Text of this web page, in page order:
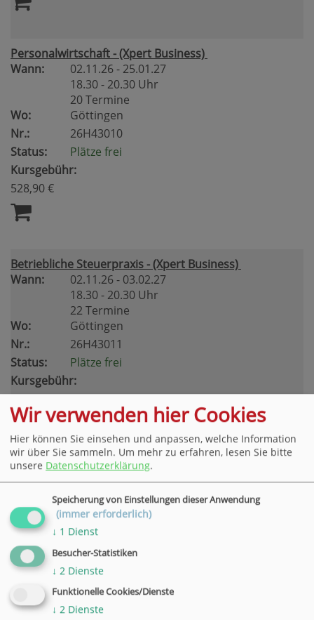
Personalwirtschaft - (Xpert Business)
Wann:
02.11.26 - 25.01.27
18.30 - 20.30 Uhr
20 Termine
Wo:
Göttingen
Nr.:
26H43010
Status:
Plätze frei
Kursgebühr:
528,90 €
Betriebliche Steuerpraxis - (Xpert Business)
Wann:
02.11.26 - 03.02.27
18.30 - 20.30 Uhr
22 Termine
Wo:
Göttingen
Nr.:
26H43011
Status:
Plätze frei
Kursgebühr:
493,90 €
Einnahmen-Überschussrechnung - (Xpert Business)
18.30 - 20.30 Uhr
11 Termine
Wo:
Göttingen
Nr.:
26H43012
Status:
Plätze frei
Kursgebühr:
433,90 €
Wir verwenden hier Cookies
Hier können Sie einsehen und anpassen, welche Information
wir über Sie sammeln. Um mehr zu erfahren, lesen Sie bitte
unsere Datenschutzerklärung.
Speicherung von Einstellungen dieser Anwendung
(immer erforderlich)
↓ 1 Dienst
Besucher-Statistiken
↓ 2 Dienste
Funktionelle Cookies/Dienste
↓ 2 Dienste